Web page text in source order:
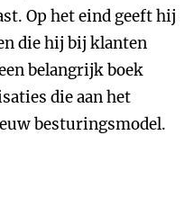
Op het eind geeft hij
die hij bij klanten
belangrijk boek
die aan het
besturingsmodel.